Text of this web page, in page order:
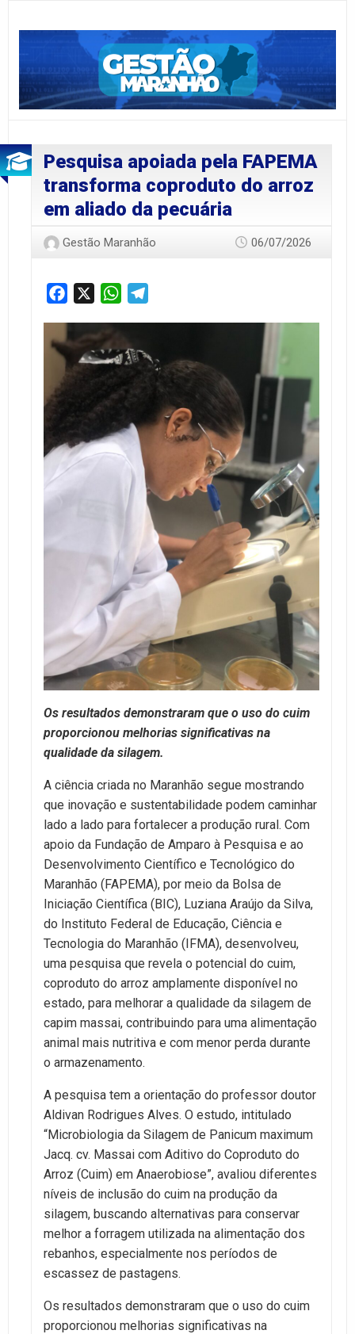
Pesquisa apoiada pela FAPEMA
transforma coproduto do arroz
em aliado da pecuária
Gestão Maranhão 06/07/2026
Facebook WhatsApp
Os resultados demonstraram que o uso do cuim
proporcionou melhorias significativas na
qualidade da silagem.
A ciência criada no Maranhão segue mostrando
que inovação e sustentabilidade podem caminhar
lado a lado para fortalecer a produção rural. Com
apoio da Fundação de Amparo à Pesquisa e ao
Desenvolvimento Científico e Tecnológico do
Maranhão (FAPEMA), por meio da Bolsa de
Iniciação Científica (BIC), Luziana Araújo da Silva,
do Instituto Federal de Educação, Ciência e
Tecnologia do Maranhão (IFMA), desenvolveu,
uma pesquisa que revela o potencial do cuim,
coproduto do arroz amplamente disponível no
estado, para melhorar a qualidade da silagem de
capim massai, contribuindo para uma alimentação
animal mais nutritiva e com menor perda durante
o armazenamento.
A pesquisa tem a orientação do professor doutor
Aldivan Rodrigues Alves. O estudo, intitulado
“Microbiologia da Silagem de Panicum maximum
Jacq. cv. Massai com Aditivo do Coproduto do
Arroz (Cuim) em Anaerobiose”, avaliou diferentes
níveis de inclusão do cuim na produção da
silagem, buscando alternativas para conservar
melhor a forragem utilizada na alimentação dos
rebanhos, especialmente nos períodos de
escassez de pastagens.
Os resultados demonstraram que o uso do cuim
proporcionou melhorias significativas na